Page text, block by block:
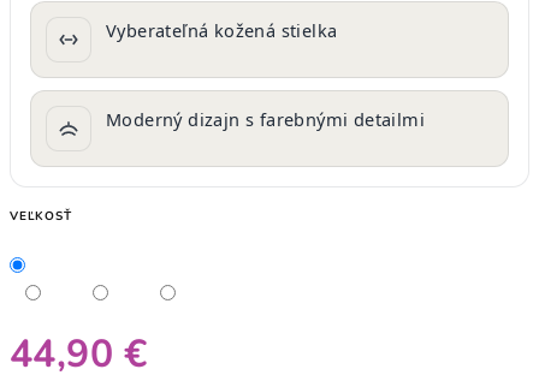
Vyberateľná kožená stielka
Moderný dizajn s farebnými detailmi
VEĽKOSŤ
44,90 €